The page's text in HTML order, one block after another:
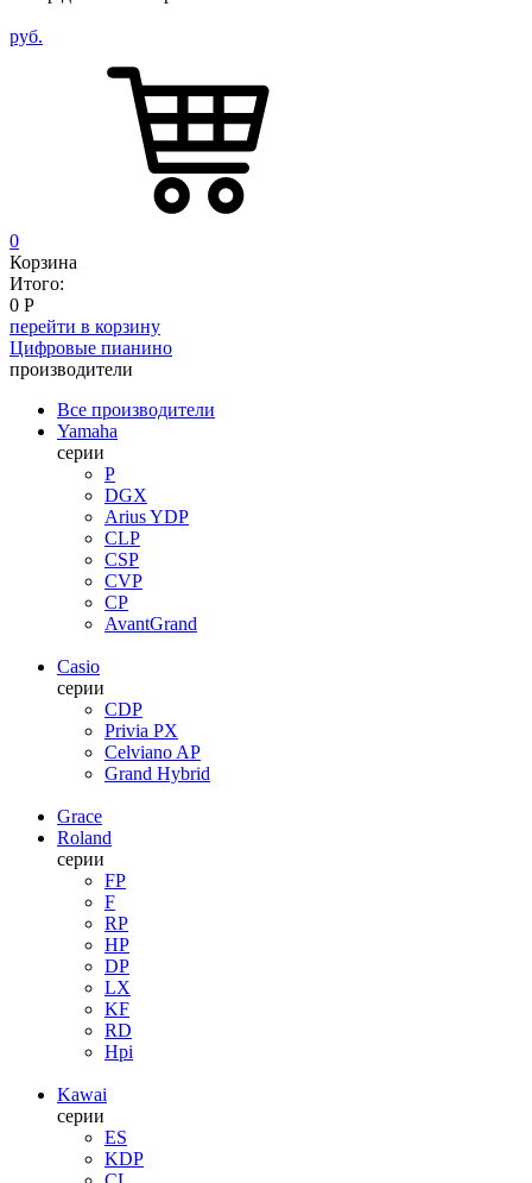
руб.
0
Корзина
Итого:
0 Р
перейти в корзину
Цифровые пианино
производители
Все производители
Yamaha
серии
P
DGX
Arius YDP
CLP
CSP
CVP
CP
AvantGrand
Casio
серии
CDP
Privia PX
Celviano AP
Grand Hybrid
Grace
Roland
серии
FP
F
RP
HP
DP
LX
KF
RD
Hpi
Kawai
серии
ES
KDP